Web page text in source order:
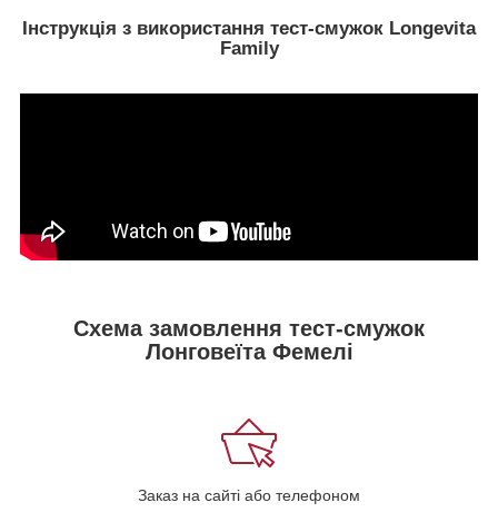
Інструкція з використання тест-смужок Longevita
Family
Схема замовлення тест-смужок
Лонговеїта Фемелі
Заказ на сайті або телефоном